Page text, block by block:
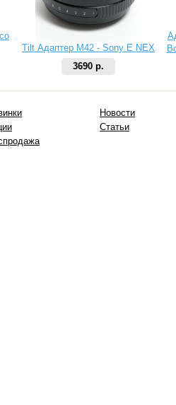
Tilt Адаптер M42 - Sony E NEX
3690 р.
Новости
Статьи